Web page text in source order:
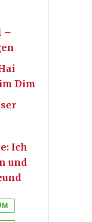
–
Dim
Ich
und